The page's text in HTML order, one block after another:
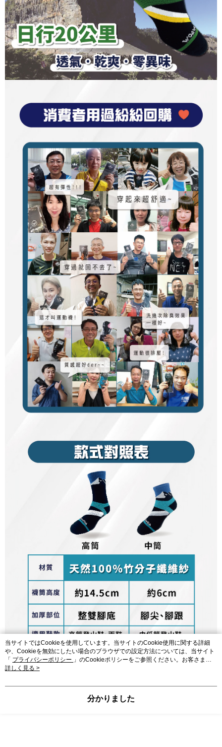
当サイトではCookieを使用しています。当サイトのCookie使用に関する詳細
や、Cookieを無効にしたい場合のブラウザでの設定方法については、当サイト
「 プライバシーポリシー 」のCookieポリシーをご参照ください。お客さま
が、当サイトを引き続き使用される場合、当社がサイト利用規約のCookieポリ
詳しく見る >
分かりました